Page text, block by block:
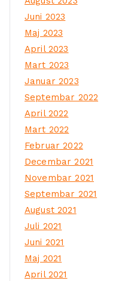
Juni 2023
Maj 2023
April 2023
Mart 2023
Januar 2023
Septembar 2022
April 2022
Mart 2022
Februar 2022
Decembar 2021
Novembar 2021
Septembar 2021
August 2021
Juli 2021
Juni 2021
Maj 2021
April 2021